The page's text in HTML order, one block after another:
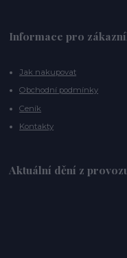
Informace pro
Jak nakupovat
Obchodní podmínky
Ceník
Kontakty
Aktuální dění z